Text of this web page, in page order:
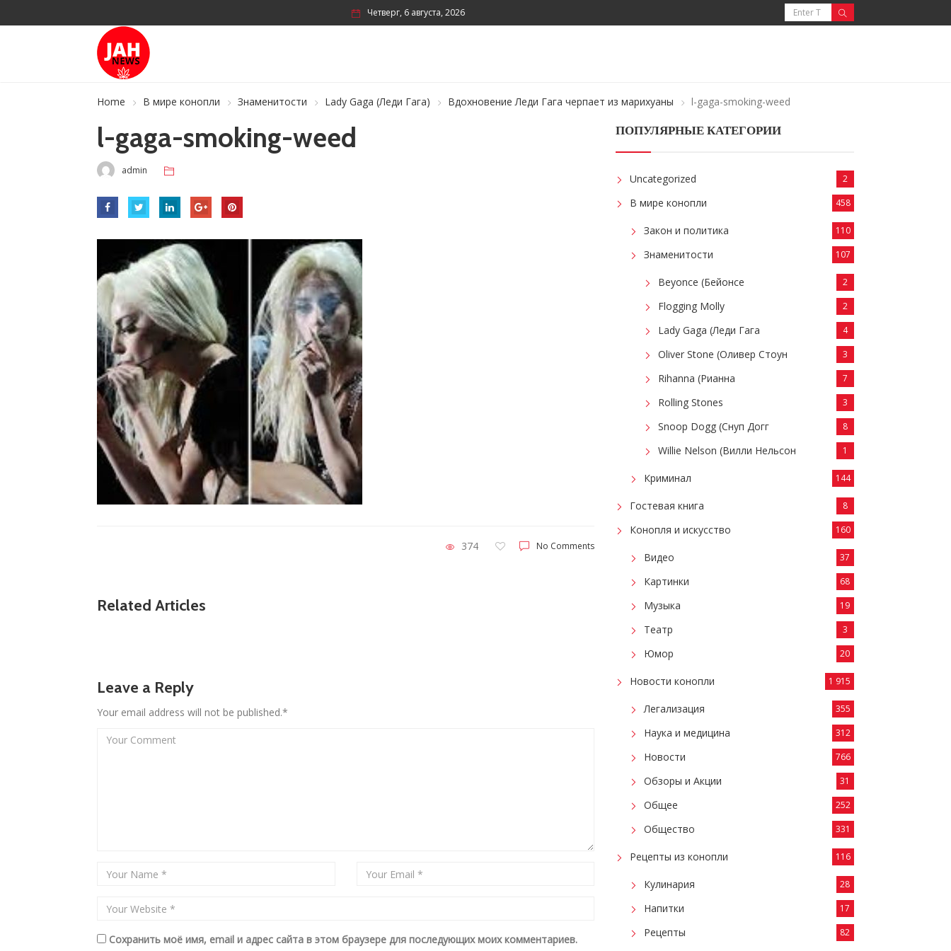
Четверг, 6 августа, 2026
Home В мире конопли Знаменитости Lady Gaga (Леди Гага) Вдохновение Леди Гага черпает из марихуаны l-gaga-smoking-weed
l-gaga-smoking-weed
admin
374 No Comments
Related Articles
Leave a Reply
Your email address will not be published.*
Сохранить моё имя, email и адрес сайта в этом браузере для последующих моих комментариев.
ПОПУЛЯРНЫЕ КАТЕГОРИИ
Uncategorized 2
В мире конопли 458
Закон и политика 110
Знаменитости 107
Beyonce (Бейонсе 2
Flogging Molly 2
Lady Gaga (Леди Гага 4
Oliver Stone (Оливер Стоун 3
Rihanna (Рианна 7
Rolling Stones 3
Snoop Dogg (Снуп Догг 8
Willie Nelson (Вилли Нельсон 1
Криминал 144
Гостевая книга 8
Конопля и искусство 160
Видео 37
Картинки 68
Музыка 19
Театр 3
Юмор 20
Новости конопли 1 915
Легализация 355
Наука и медицина 312
Новости 766
Обзоры и Акции 31
Общее 252
Общество 331
Рецепты из конопли 116
Кулинария 28
Напитки 17
Рецепты 82